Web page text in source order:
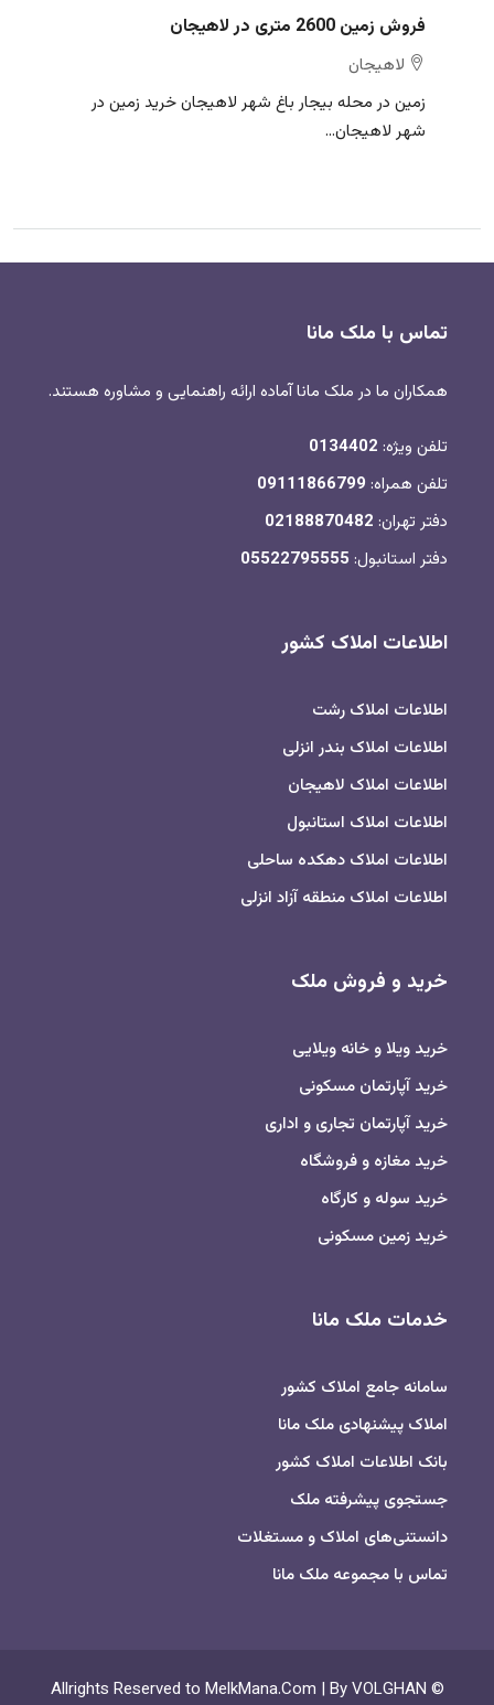
فروش زمین 2600 متری در لاهیجان
لاهیجان
زمین در محله بیجار باغ شهر لاهیجان خرید زمین در
شهر لاهیجان...
تماس با ملک مانا
همکاران ما در ملک مانا آماده ارائه راهنمایی و مشاوره هستند.
تلفن ویژه: 0134402
تلفن همراه: 09111866799
دفتر تهران: 02188870482
دفتر استانبول: 05522795555
اطلاعات املاک کشور
اطلاعات املاک رشت
اطلاعات املاک بندر انزلی
اطلاعات املاک لاهیجان
اطلاعات املاک استانبول
اطلاعات املاک دهکده ساحلی
اطلاعات املاک منطقه آزاد انزلی
خرید و فروش ملک
خرید ویلا و خانه ویلایی
خرید آپارتمان مسکونی
خرید آپارتمان تجاری و اداری
خرید مغازه و فروشگاه
خرید سوله و کارگاه
خرید زمین مسکونی
خدمات ملک مانا
سامانه جامع املاک کشور
املاک پیشنهادی ملک مانا
بانک اطلاعات املاک کشور
جستجوی پیشرفته ملک
دانستنی‌های املاک و مستغلات
تماس با مجموعه ملک مانا
© Allrights Reserved to MelkMana.Com | By VOLGHAN